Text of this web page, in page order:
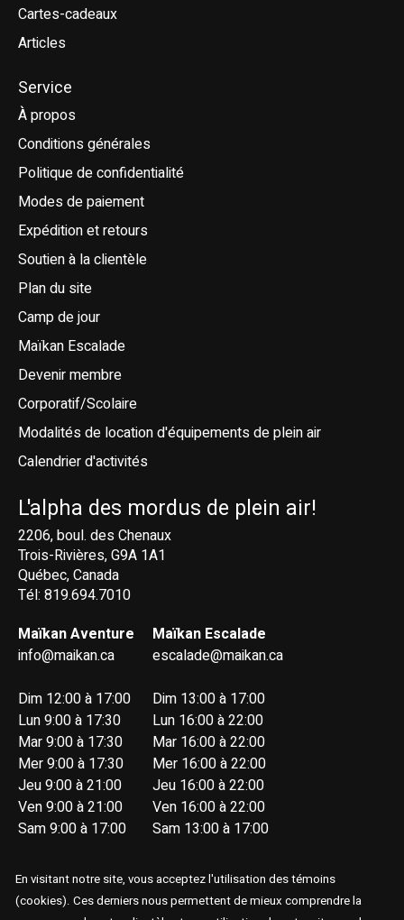
Cartes-cadeaux
Articles
Service
À propos
Conditions générales
Politique de confidentialité
Modes de paiement
Expédition et retours
Soutien à la clientèle
Plan du site
Camp de jour
Maïkan Escalade
Devenir membre
Corporatif/Scolaire
Modalités de location d'équipements de plein air
Calendrier d'activités
L'alpha des mordus de plein air!
2206, boul. des Chenaux
Trois-Rivières, G9A 1A1
Québec, Canada
Tél: 819.694.7010
Maïkan Aventure
info@maikan.ca
Dim 12:00 à 17:00
Lun 9:00 à 17:30
Mar 9:00 à 17:30
Mer 9:00 à 17:30
Jeu 9:00 à 21:00
Ven 9:00 à 21:00
Sam 9:00 à 17:00
Maïkan Escalade
escalade@maikan.ca
Dim 13:00 à 17:00
Lun 16:00 à 22:00
Mar 16:00 à 22:00
Mer 16:00 à 22:00
Jeu 16:00 à 22:00
Ven 16:00 à 22:00
Sam 13:00 à 17:00
En visitant notre site, vous acceptez l'utilisation des témoins
(cookies). Ces derniers nous permettent de mieux comprendre la